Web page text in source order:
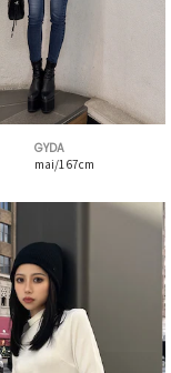
GYDA
mai/167cm